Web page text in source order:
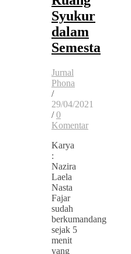
Syukur
dalam
Semesta
Jurnal
Phona
/
29/04/2021
/ 0
Komentar
Karya
:
Nazira
Laela
Nasta
Fajar
sudah
berkumandang
sejak 5
menit
yang